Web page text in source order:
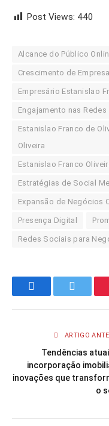
Post Views: 440
Alcance do Público
Crescimento de
Empresário Estanislao
Engajamento nas
Estanislao Franco de
Oliveira
Estanislao Franco
Estratégias de Social
Expansão de Negócios
Presença Digital
Redes Sociais para
FacebookTwitter
ARTIGO
Tendências
incorporação
inovações que
o